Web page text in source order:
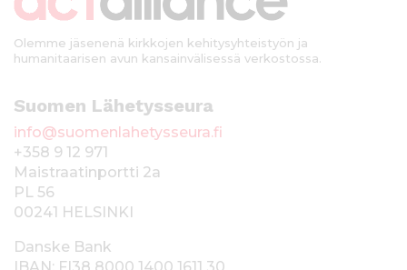
Olemme jäsenenä kirkkojen kehitysyhteistyön ja
humanitaarisen avun kansainvälisessä verkostossa.
Suomen Lähetysseura
info@suomenlahetysseura.fi
+358 9 12 971
Maistraatinportti 2a
PL 56
00241 HELSINKI
Danske Bank